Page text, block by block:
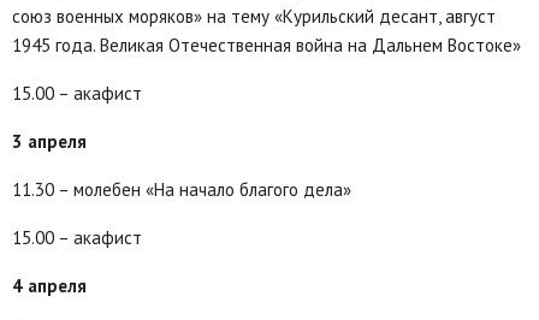
союз военных моряков» на тему «Курильский десант, август
1945 года. Великая Отечественная война на Дальнем Востоке»
15.00 – акафист
3 апреля
11.30 – молебен «На начало благого дела»
15.00 – акафист
4 апреля